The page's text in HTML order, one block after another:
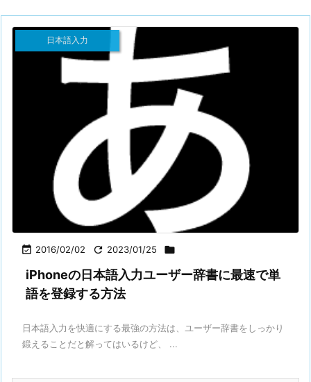
 2016/02/02  2023/01/25 
日本語入力
iPhoneの日本語入力ユーザー辞書に最速で単
語を登録する方法
日本語入力を快適にする最強の方法は、ユーザー辞書をしっかり
鍛えることだと解ってはいるけど、 ...